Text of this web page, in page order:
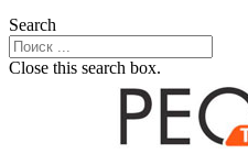
Search
Close this search box.